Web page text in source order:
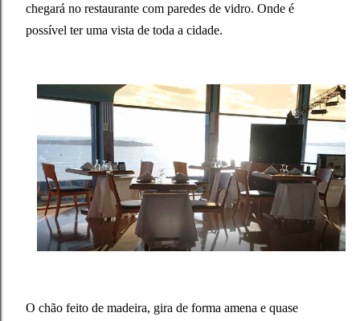
chegará no restaurante com paredes de vidro. Onde é
possível ter uma vista de toda a cidade.
O chão feito de madeira, gira de forma amena e quase